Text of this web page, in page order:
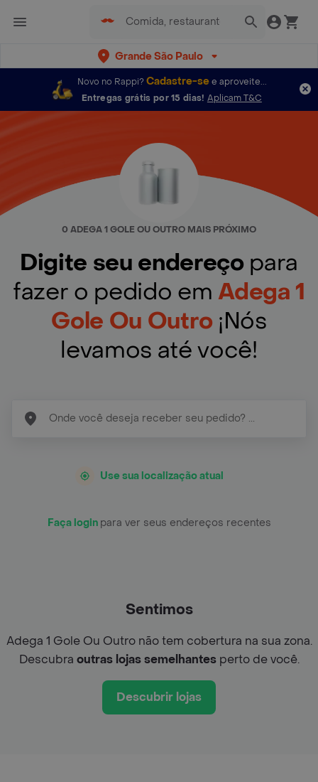
Grande São Paulo
Novo no Rappi? Cadastre-se e aproveite...
Entregas grátis por 15 dias! Aplicam T&C
0 ADEGA 1 GOLE OU OUTRO MAIS PRÓXIMO
Digite seu endereço para
fazer o pedido emAdega 1
Gole Ou Outro ¡Nós
levamos até você!
Use sua localização atual
Faça login para ver seus endereços recentes
Sentimos
Adega 1 Gole Ou Outro não tem cobertura na sua zona.
Descubra outras lojas semelhantesperto de você.
Descubrir lojas